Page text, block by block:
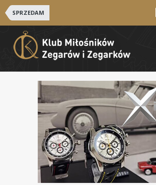
SPRZEDAM